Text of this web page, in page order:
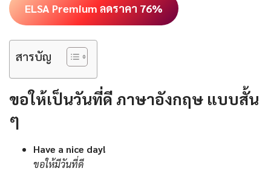
ELSA Premium ลดราคา 76%
สารบัญ
ขอให้เป็นวันที่ดี ภาษาอังกฤษ แบบสั้น
ๆ
Have a nice day!
ขอให้มีวันที่ดี